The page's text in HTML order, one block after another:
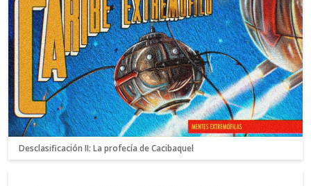
Desclasificación II: La profecía de Cacibaquel